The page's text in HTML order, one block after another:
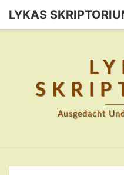
Skip
LYKAS
Ausgedacht